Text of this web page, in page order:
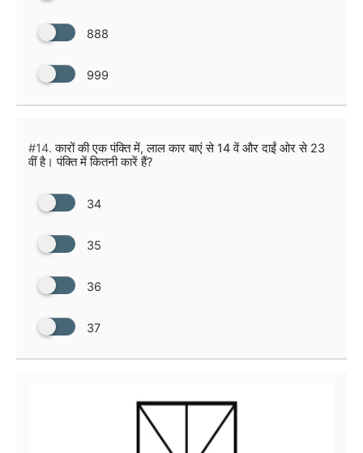
888
999
#14. कारों की एक पंक्ति में, लाल कार बाएं से 14 वें और दाईं ओर से 23
वीं है। पंक्ति में कितनी कारें हैं?
34
35
36
37